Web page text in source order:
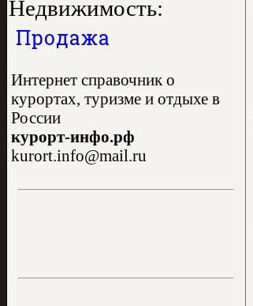
Недвижимость:
Продажа
Интернет справочник о
курортах, туризме и отдыхе в
России
курорт-инфо.рф
kurort.info@mail.ru